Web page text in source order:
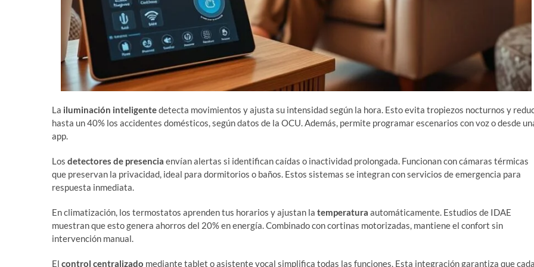
La iluminación inteligentedetecta movimientos y ajusta su intensidad según la hora. Esto evita tropiezos nocturnos y
hasta un 40% los accidentes domésticos, según datos de la OCU. Además, permite programar escenarios con voz o desde
app.
Los detectores de presencia envían alertas si identifican caídas o inactividad prolongada. Funcionan con cámaras térmicas
que preservan la privacidad, ideal para dormitorios o baños. Estos sistemas se integran con servicios de emergencia para
respuesta inmediata.
En climatización, los termostatos aprenden tus horarios y ajustan la temperatura automáticamente. Estudios de IDAE
muestran que esto genera ahorros del 20% en energía. Combinado con cortinas motorizadas, mantiene el confort sin
intervención manual.
El control centralizado mediante tablet o asistente vocal simplifica todas las funciones. Esta integración garantiza que cada